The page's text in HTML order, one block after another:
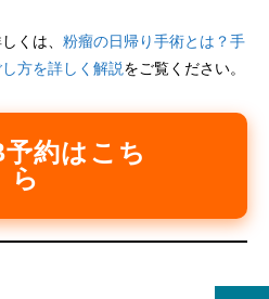
くは、 粉瘤の日帰り手術とは？手
方を詳しく解説をご覧ください。
約はこち
ら